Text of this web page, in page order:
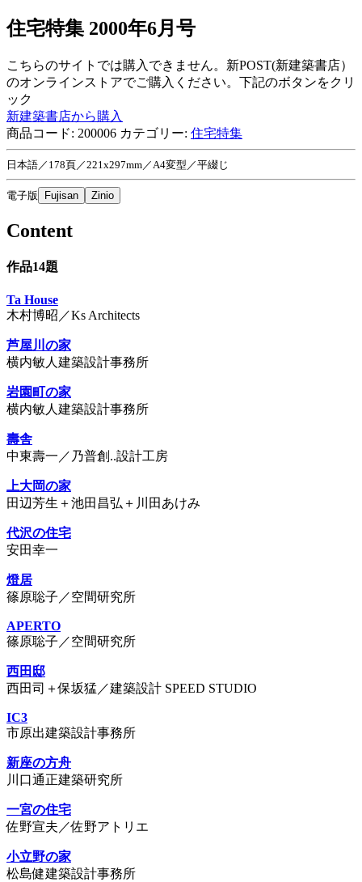
住宅特集 2000年6月号
こちらのサイトでは購入できません。新POST(新建築書店）
のオンラインストアでご購入ください。下記のボタンをクリ
ック
新建築書店から購入
商品コード: 200006 カテゴリー: 住宅特集
日本語／178頁／221x297mm／A4変型／平綴じ
電子版 Fujisan Zinio
Content
作品14題
Ta House
木村博昭／Ks Architects
芦屋川の家
横内敏人建築設計事務所
岩園町の家
横内敏人建築設計事務所
壽舎
中東壽一／乃普創..設計工房
上大岡の家
田辺芳生＋池田昌弘＋川田あけみ
代沢の住宅
安田幸一
燈居
篠原聡子／空間研究所
APERTO
篠原聡子／空間研究所
西田邸
西田司＋保坂猛／建築設計 SPEED STUDIO
IC3
市原出建築設計事務所
新座の方舟
川口通正建築研究所
一宮の住宅
佐野宣夫／佐野アトリエ
小立野の家
松島健建築設計事務所